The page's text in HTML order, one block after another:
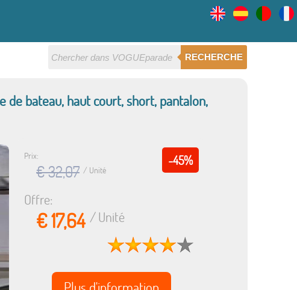
RECHERCHE
bateau, haut court, short, pantalon,
-45%
Prix:
€ 32,07 / Unité
Offre:
€ 17,64 / Unité